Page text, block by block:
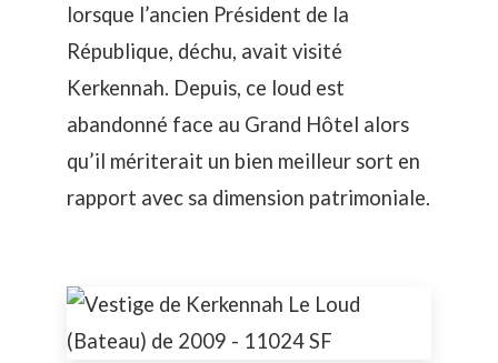
lorsque l’ancien Président de la
République, déchu, avait visité
Kerkennah. Depuis, ce loud est
abandonné face au Grand Hôtel alors
qu’il mériterait un bien meilleur sort en
rapport avec sa dimension patrimoniale.